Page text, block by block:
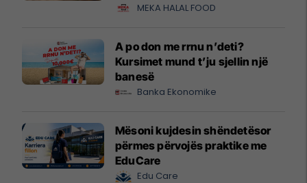
MEKA HALAL FOOD
A po don me rrnu n’deti?
Kursimet mund t’ju sjellin një
banesë
Banka Ekonomike
Mësoni kujdesin shëndetësor
përmes përvojës praktike me
EduCare
Edu Care